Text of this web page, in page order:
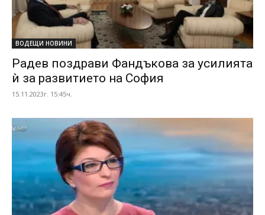
ВОДЕЩИ НОВИНИ
Радев поздрави Фандъкова за усилията
ѝ за развитието на София
15.11.2023г. 15:45ч.